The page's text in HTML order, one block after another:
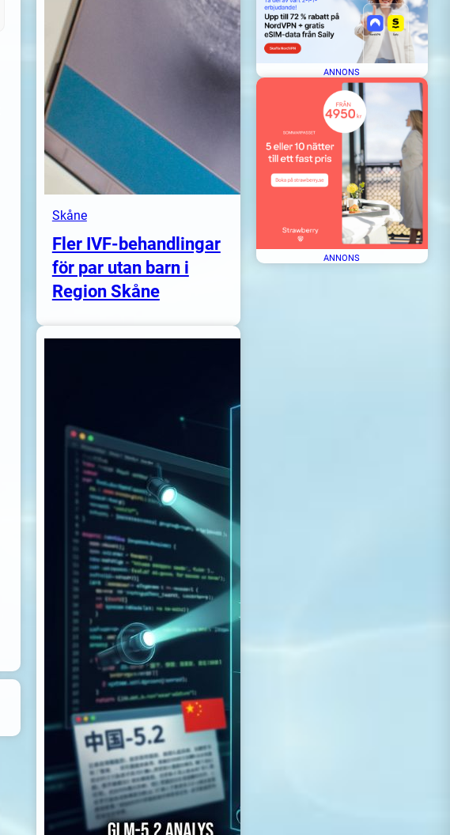
Skåne
Fler IVF-behandlingar
för par utan barn i
Region Skåne
ANNONS
ANNONS